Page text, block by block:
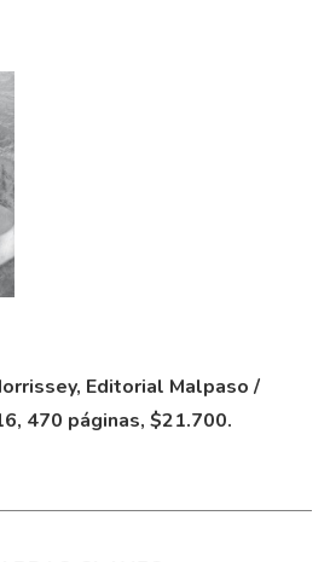
Editorial Malpaso /
470 páginas, $21.700.